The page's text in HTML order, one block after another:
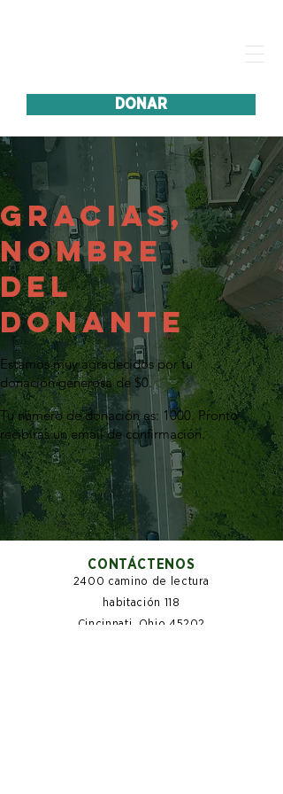
DONAR
Gracias,
Nombre
del
donante
Estamos muy agradecidos por tu
donación generosa de $0.
Tu número de donación es: 1000. Pronto
recibirás un email de confirmación.
CONTÁCTENOS
2400 camino de lectura
habitación 118
Cincinnati, Ohio 45202